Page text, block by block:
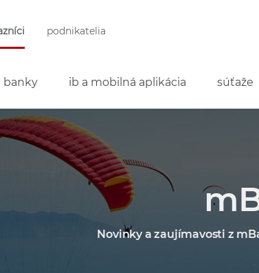
podnikatelia
banky ib a mobilná aplikácia súťaže
Novinky a zaujímavosti z